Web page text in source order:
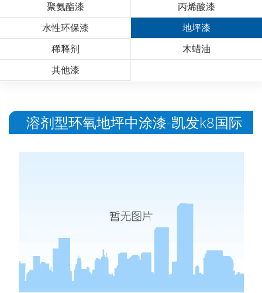
聚氨酯漆 丙烯酸漆
水性环保漆 地坪漆
稀释剂 木蜡油
其他漆
溶剂型环氧地坪中涂漆-凯发k8国际